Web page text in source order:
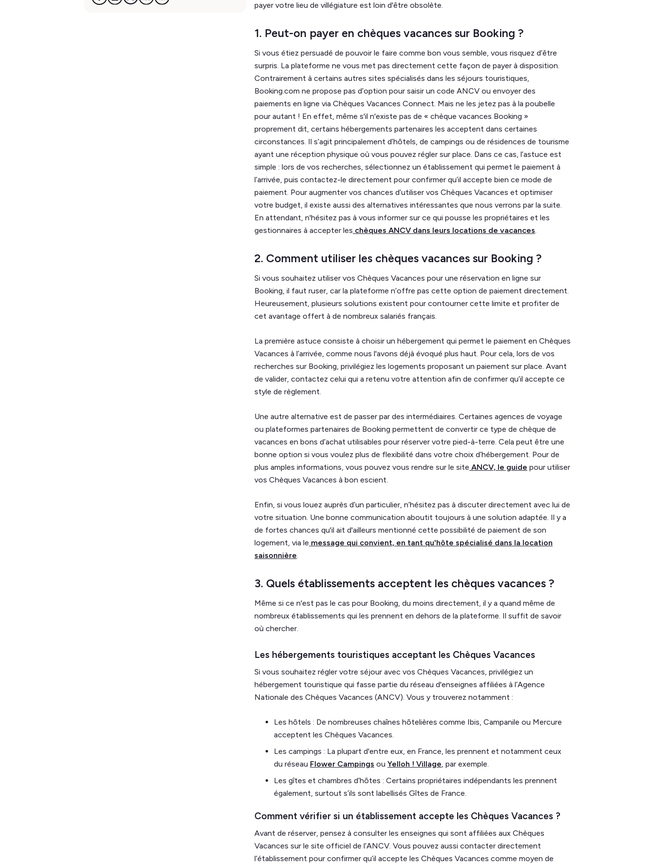
payer votre lieu de villégiature est loin d'être obsolète.
1. Peut-on payer en chèques vacances sur Booking ?
Si vous étiez persuadé de pouvoir le faire comme bon vous semble, vous risquez d’être
surpris. La plateforme ne vous met pas directement cette façon de payer à disposition.
Contrairement à certains autres sites spécialisés dans les séjours touristiques,
Booking.com ne propose pas d’option pour saisir un code ANCV ou envoyer des
paiements en ligne via Chèques Vacances Connect. Mais ne les jetez pas à la poubelle
pour autant ! En effet, même s'il n'existe pas de « chèque vacances Booking »
proprement dit, certains hébergements partenaires les acceptent dans certaines
circonstances. Il s’agit principalement d’hôtels, de campings ou de résidences de tourisme
ayant une réception physique où vous pouvez régler sur place. Dans ce cas, l’astuce est
simple : lors de vos recherches, sélectionnez un établissement qui permet le paiement à
l’arrivée, puis contactez-le directement pour confirmer qu’il accepte bien ce mode de
paiement. Pour augmenter vos chances d’utiliser vos Chèques Vacances et optimiser
votre budget, il existe aussi des alternatives intéressantes que nous verrons par la suite.
En attendant, n'hésitez pas à vous informer sur ce qui pousse les propriétaires et les
gestionnaires à accepter les chèques ANCV dans leurs locations de vacances.
2. Comment utiliser les chèques vacances sur Booking ?
Si vous souhaitez utiliser vos Chèques Vacances pour une réservation en ligne sur
Booking, il faut ruser, car la plateforme n’offre pas cette option de paiement directement.
Heureusement, plusieurs solutions existent pour contourner cette limite et profiter de
cet avantage offert à de nombreux salariés français.
La première astuce consiste à choisir un hébergement qui permet le paiement en Chèques
Vacances à l’arrivée, comme nous l'avons déjà évoqué plus haut. Pour cela, lors de vos
recherches sur Booking, privilégiez les logements proposant un paiement sur place. Avant
de valider, contactez celui qui a retenu votre attention afin de confirmer qu’il accepte ce
style de règlement.
Une autre alternative est de passer par des intermédiaires. Certaines agences de voyage
ou plateformes partenaires de Booking permettent de convertir ce type de chèque de
vacances en bons d’achat utilisables pour réserver votre pied-à-terre. Cela peut être une
bonne option si vous voulez plus de flexibilité dans votre choix d’hébergement. Pour de
plus amples informations, vous pouvez vous rendre sur le site ANCV, le guide pour utiliser
vos Chèques Vacances à bon escient.
Enfin, si vous louez auprès d’un particulier, n’hésitez pas à discuter directement avec lui de
votre situation. Une bonne communication aboutit toujours à une solution adaptée. Il y a
de fortes chances qu'il ait d'ailleurs mentionné cette possibilité de paiement de son
logement, via le message qui convient, en tant qu'hôte spécialisé dans la location
saisonnière.
3. Quels établissements acceptent les chèques vacances ?
Même si ce n'est pas le cas pour Booking, du moins directement, il y a quand même de
nombreux établissements qui les prennent en dehors de la plateforme. Il suffit de savoir
où chercher.
Les hébergements touristiques acceptant les Chèques Vacances
Si vous souhaitez régler votre séjour avec vos Chèques Vacances, privilégiez un
hébergement touristique qui fasse partie du réseau d'enseignes affiliées à l’Agence
Nationale des Chèques Vacances (ANCV). Vous y trouverez notamment :
Les hôtels : De nombreuses chaînes hôtelières comme Ibis, Campanile ou Mercure
acceptent les Chèques Vacances.
Les campings : La plupart d'entre eux, en France, les prennent et notamment ceux
du réseau Flower Campings ou Yelloh ! Village, par exemple.
Les gîtes et chambres d’hôtes : Certains propriétaires indépendants les prennent
également, surtout s’ils sont labellisés Gîtes de France.
Comment vérifier si un établissement accepte les Chèques Vacances ?
Avant de réserver, pensez à consulter les enseignes qui sont affiliées aux Chèques
Vacances sur le site officiel de l’ANCV. Vous pouvez aussi contacter directement
l’établissement pour confirmer qu’il accepte les Chèques Vacances comme moyen de